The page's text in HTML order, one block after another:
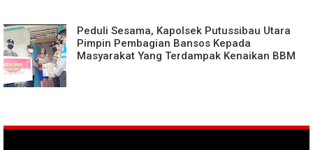
Peduli Sesama, Kapolsek Putussibau Utara
Pimpin Pembagian Bansos Kepada
Masyarakat Yang Terdampak Kenaikan BBM